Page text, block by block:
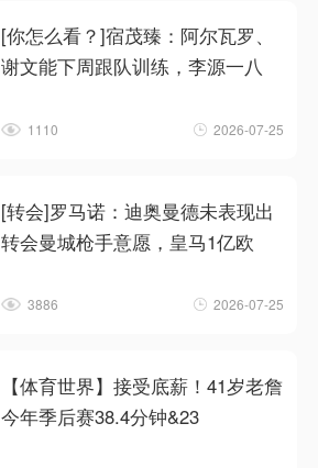
[你怎么看？]宿茂臻：阿尔瓦罗、
谢文能下周跟队训练，李源一八
1110 2026-07-25
[转会]罗马诺：迪奥曼德未表现出
转会曼城枪手意愿，皇马1亿欧
3886 2026-07-25
【体育世界】接受底薪！41岁老詹
今年季后赛38.4分钟&23